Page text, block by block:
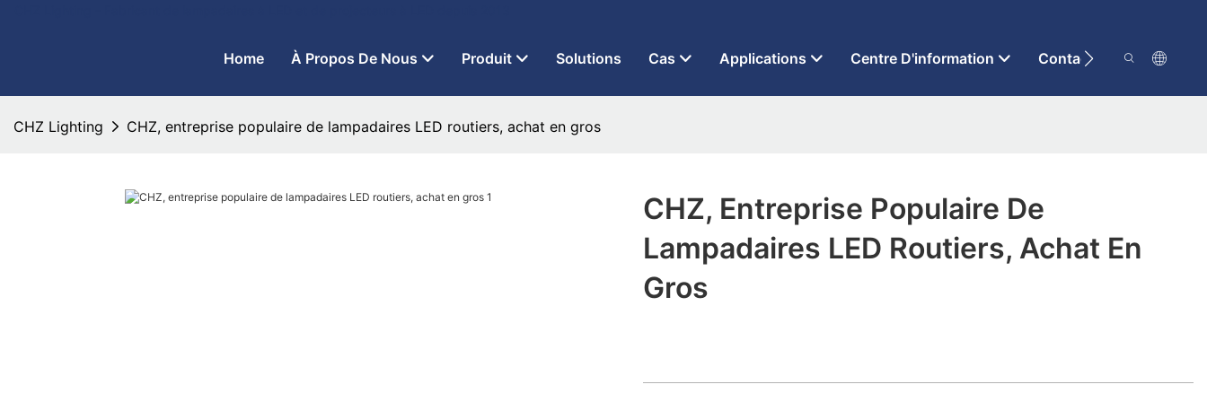
Home À Propos De Nous Produit Solutions Cas Applications Centre D'information Contactez-Nous
CHZ Lighting CHZ, entreprise populaire de lampadaires LED routiers, achat en gros
CHZ, Entreprise Populaire De
Lampadaires LED Routiers, Achat En
Gros